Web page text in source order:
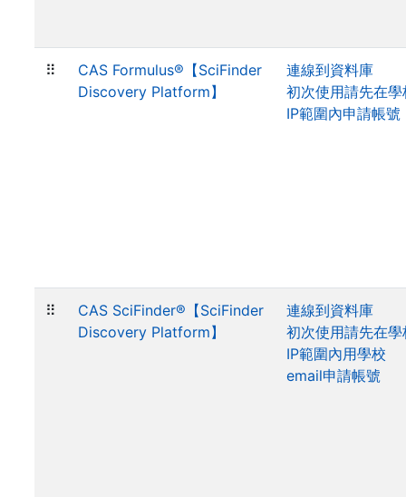
⠿
CAS Formulus®【SciFinder
Discovery Platform】
連線到資料庫
初次使用請先在學
IP範圍內申請帳號
⠿
CAS SciFinder®【SciFinder
Discovery Platform】
連線到資料庫
初次使用請先在學
IP範圍內用學校
email申請帳號